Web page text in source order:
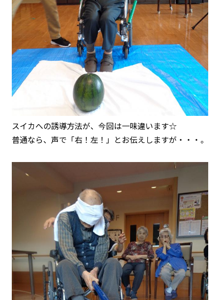
スイカへの誘導方法が、今回は一味違います☆
普通なら、声で「右！左！」とお伝えしますが・・・。